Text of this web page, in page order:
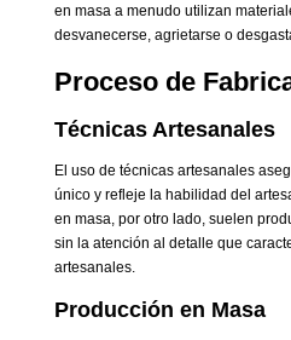
en masa a menudo utilizan
desvanecerse, agrietarse o
Proceso de
Técnicas Artesanales
El uso de técnicas artesanales
único y refleje la habilidad del
en masa, por otro lado, suelen
sin la atención al detalle que
artesanales.
Producción en Masa